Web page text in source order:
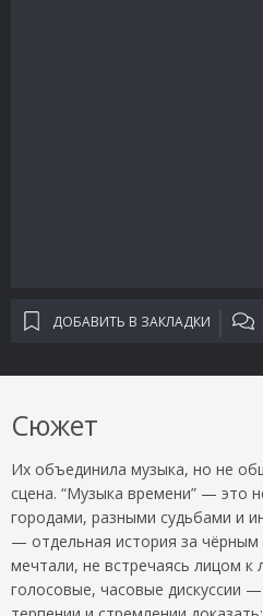
ДОБАВИТЬ В ЗАКЛАДКИ
Сюжет
Их объединила музыка, но не
сцена. “Музыка времени” — это
городами, разными судьбами и
— отдельная история за чёрным
мечтали, не встречаясь лицом к
голосовые, часовые дискуссии